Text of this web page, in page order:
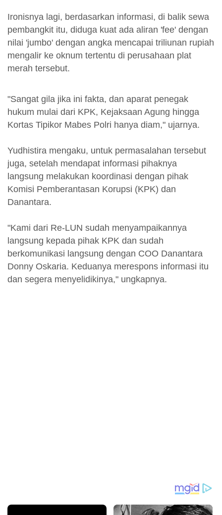
Ironisnya lagi, berdasarkan informasi, di balik sewa
pembangkit itu, diduga kuat ada aliran 'fee' dengan
nilai 'jumbo' dengan angka mencapai triliunan rupiah
mengalir ke oknum tertentu di perusahaan plat
merah tersebut.
"Sangat gila jika ini fakta, dan aparat penegak
hukum mulai dari KPK, Kejaksaan Agung hingga
Kortas Tipikor Mabes Polri hanya diam," ujarnya.
Yudhistira mengaku, untuk permasalahan tersebut
juga, setelah mendapat informasi pihaknya
langsung melakukan koordinasi dengan pihak
Komisi Pemberantasan Korupsi (KPK) dan
Danantara.
"Kami dari Re-LUN sudah menyampaikannya
langsung kepada pihak KPK dan sudah
berkomunikasi langsung dengan COO Danantara
Donny Oskaria. Keduanya merespons informasi itu
dan segera menyelidikinya," ungkapnya.